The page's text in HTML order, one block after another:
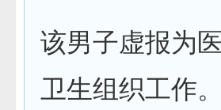
该男子虚报为
卫生组织工作